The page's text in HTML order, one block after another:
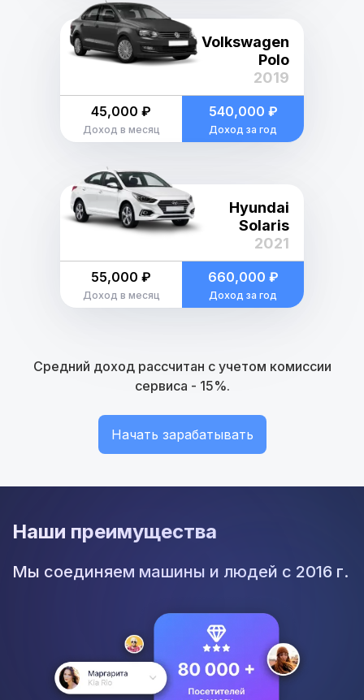
Volkswagen
Polo
2019
45,000 ₽
Доход в месяц
540,000 ₽
Доход за год
Hyundai
Solaris
2021
55,000 ₽
Доход в месяц
660,000 ₽
Доход за год
Средний доход рассчитан с учетом комиссии
сервиса - 15%.
Начать зарабатывать
Наши преимущества
Мы соединяем машины и людей с 2016 г.